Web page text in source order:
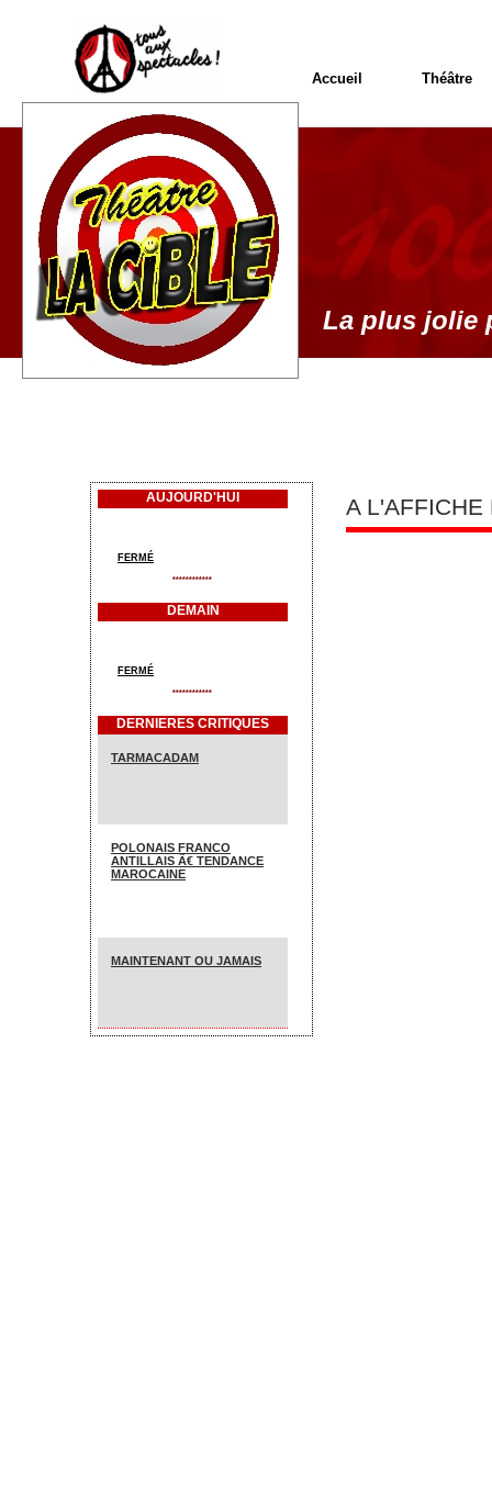
AUJOURD'HUI
FERMÉ
************
DEMAIN
FERMÉ
************
DERNIERES CRITIQUES
TARMACADAM
POLONAIS FRANCO
ANTILLAIS Ã€ TENDANCE
MAROCAINE
MAINTENANT OU JAMAIS
La plus jolie
Accueil Théâtre
A L'AFFICHE